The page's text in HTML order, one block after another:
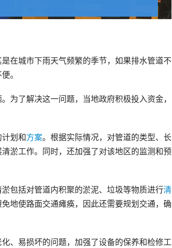
在城市下雨天气频繁的季节，如果排水管道不
。
为了解决这一问题，当地政府积极投入资金，
划和方案。根据实际情况，对管道的类型、长
淤工作。同时，还加强了对该地区的监测和预
包括对管道内积聚的淤泥、垃圾等物质进行清
地使路面交通瘫痪，因此还需要规划交通，确
、易损坏的问题，加强了设备的保养和检修工